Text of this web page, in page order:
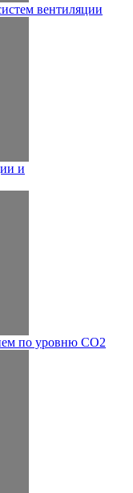
вентиляции
и
по уровню CO2